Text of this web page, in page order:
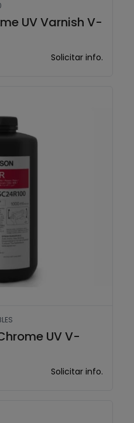
UV Varnish V-
Solicitar info.
UV V-
Solicitar info.